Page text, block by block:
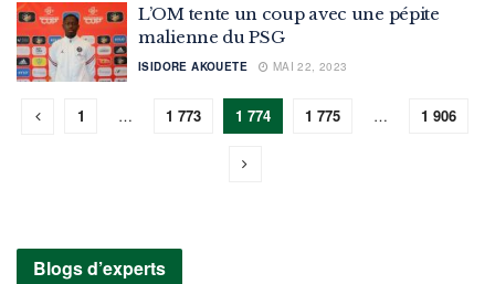
L’OM tente un coup avec une pépite
malienne du PSG
ISIDORE AKOUETE MAI 22, 2023
1 … 1 773 1 774 1 775 … 1 906
Blogs d’experts